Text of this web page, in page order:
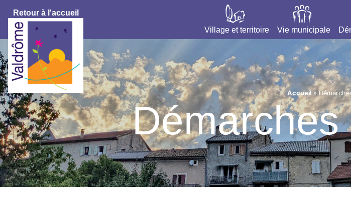
Retour à l'accueil
Village et territoire
Vie municipale
Accueil»